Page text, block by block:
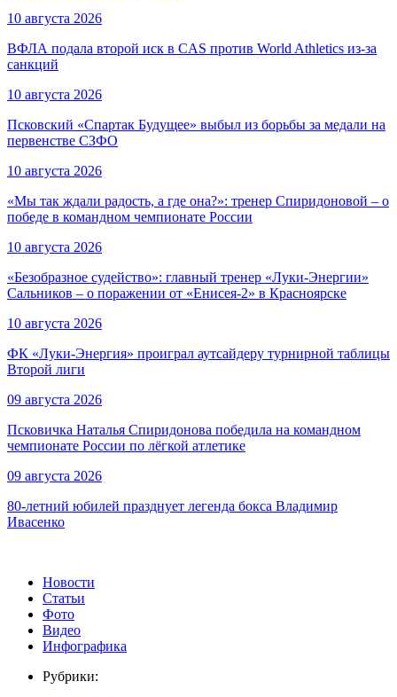
10 августа 2026
ВФЛА подала второй иск в CAS против World Athletics из-за
санкций
10 августа 2026
Псковский «Спартак Будущее» выбыл из борьбы за медали на
первенстве СЗФО
10 августа 2026
«Мы так ждали радость, а где она?»: тренер Спиридоновой – о
победе в командном чемпионате России
10 августа 2026
«Безобразное судейство»: главный тренер «Луки-Энергии»
Сальников – о поражении от «Енисея-2» в Красноярске
10 августа 2026
ФК «Луки-Энергия» проиграл аутсайдеру турнирной таблицы
Второй лиги
09 августа 2026
Псковичка Наталья Спиридонова победила на командном
чемпионате России по лёгкой атлетике
09 августа 2026
80-летний юбилей празднует легенда бокса Владимир
Ивасенко
Новости
Статьи
Фото
Видео
Инфографика
Рубрики: